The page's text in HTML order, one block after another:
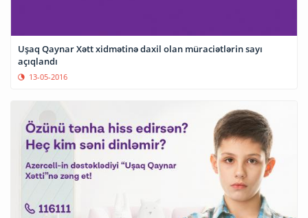
Uşaq Qaynar Xətt xidmətinə daxil olan müraciətlərin sayı
açıqlandı
13-05-2016